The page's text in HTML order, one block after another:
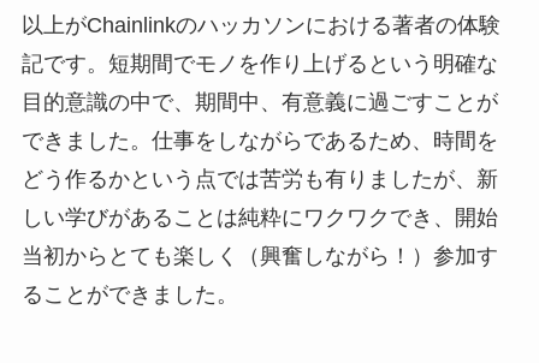
以上がChainlinkのハッカソンにおける著者の体験
記です。短期間でモノを作り上げるという明確な
目的意識の中で、期間中、有意義に過ごすことが
できました。仕事をしながらであるため、時間を
どう作るかという点では苦労も有りましたが、新
しい学びがあることは純粋にワクワクでき、開始
当初からとても楽しく（興奮しながら！）参加す
ることができました。